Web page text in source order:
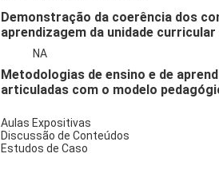
Demonstração da coerência dos
aprendizagem da unidade curricular
NA
Metodologias de ensino e de
articuladas com o modelo
Aulas Expositivas
Discussão de Conteúdos
Estudos de Caso